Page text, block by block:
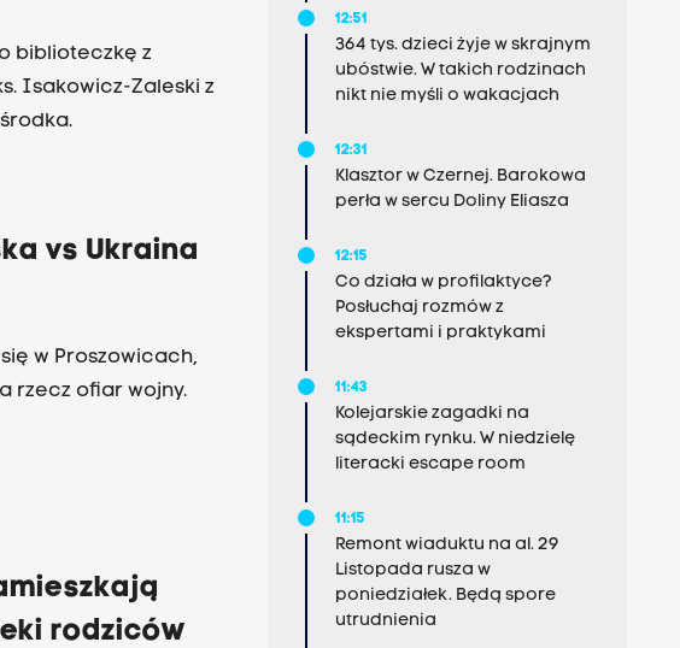
biblioteczkę z
Isakowicz-Zaleski z
vs Ukraina
w Proszowicach,
rzecz ofiar wojny.
rodziców
12:51
364 tys. dzieci żyje w skrajnym
ubóstwie. W takich rodzinach
nikt nie myśli o wakacjach
12:31
Klasztor w Czernej. Barokowa
perła w sercu Doliny Eliasza
12:15
Co działa w profilaktyce?
Posłuchaj rozmów z
ekspertami i praktykami
11:43
Kolejarskie zagadki na
sądeckim rynku. W niedzielę
literacki escape room
11:15
Remont wiaduktu na al. 29
Listopada rusza w
poniedziałek. Będą spore
utrudnienia